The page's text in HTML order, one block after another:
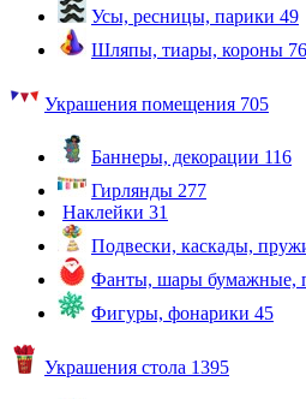
Усы, ресницы, парики 49
Шляпы, тиары, короны 76
Украшения помещения 705
Баннеры, декорации 116
Гирлянды 277
Наклейки 31
Подвески, каскады,
Фанты, шары бумажные,
Фигуры, фонарики 45
Украшения стола 1395